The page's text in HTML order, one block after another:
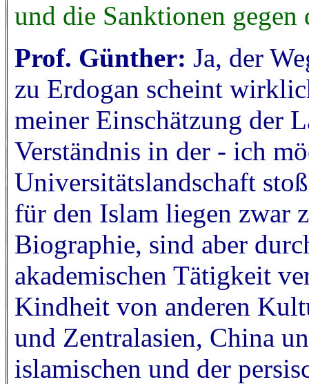
und die Sanktionen
Prof. Günther: Ja, der
zu Erdogan scheint
meiner Einschätzung der
Verständnis in der - ich
Universitätslandschaft
für den Islam liegen zwar
Biographie, sind aber
akademischen Tätigkeit
Kindheit von anderen
und Zentralasien, China
islamischen und der